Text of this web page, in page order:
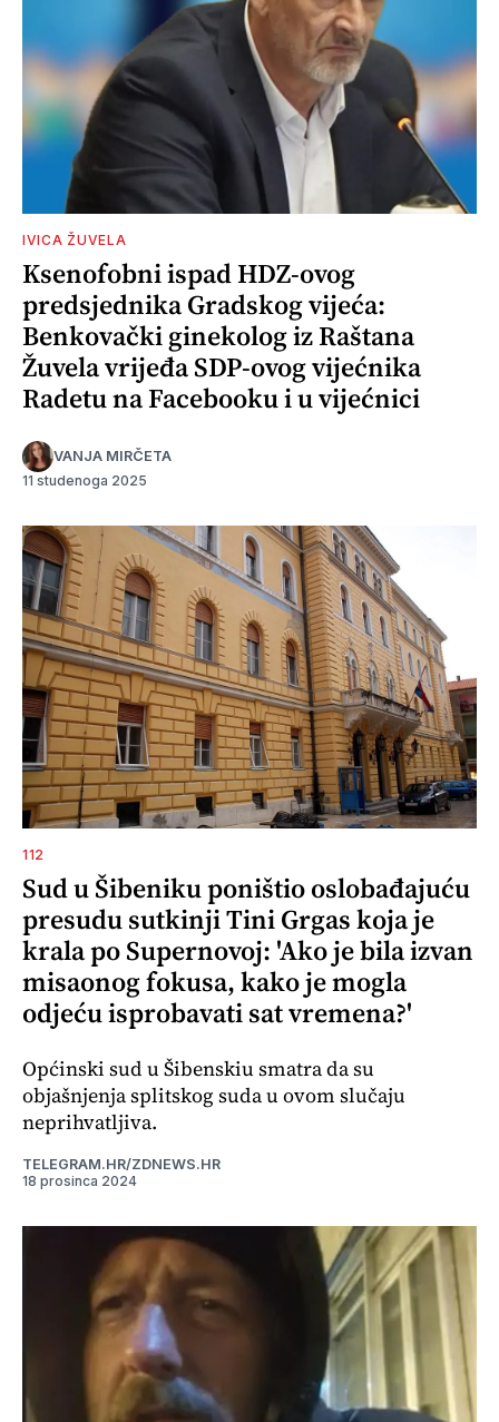
IVICA ŽUVELA
Ksenofobni ispad HDZ-ovog
predsjednika Gradskog vijeća:
Benkovački ginekolog iz Raštana
Žuvela vrijeđa SDP-ovog vijećnika
Radetu na Facebooku i u vijećnici
VANJA MIRČETA
11 studenoga 2025
112
Sud u Šibeniku poništio oslobađajuću
presudu sutkinji Tini Grgas koja je
krala po Supernovoj: 'Ako je bila izvan
misaonog fokusa, kako je mogla
odjeću isprobavati sat vremena?'
Općinski sud u Šibenskiu smatra da su
objašnjenja splitskog suda u ovom slučaju
neprihvatljiva.
TELEGRAM.HR/ZDNEWS.HR
18 prosinca 2024